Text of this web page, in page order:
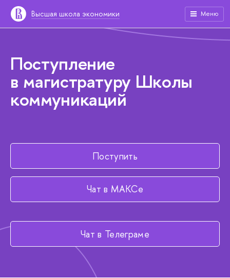
Высшая школа экономики Меню
Поступление
в магистратуру Школы
коммуникаций
Поступить
Чат в МАКСе
Чат в Телеграме